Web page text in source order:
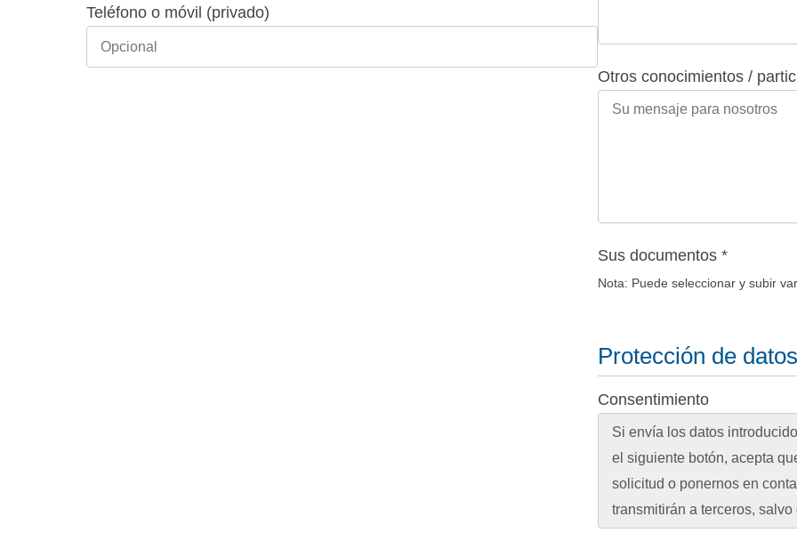
Teléfono o móvil (privado)
Otros conocimientos /
Sus documentos *
Nota: Puede seleccionar y subir
Protección de
Consentimiento